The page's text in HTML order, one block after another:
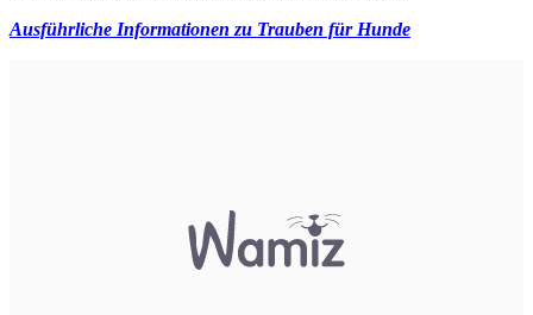
Ausführliche Informationen zu Trauben für Hunde